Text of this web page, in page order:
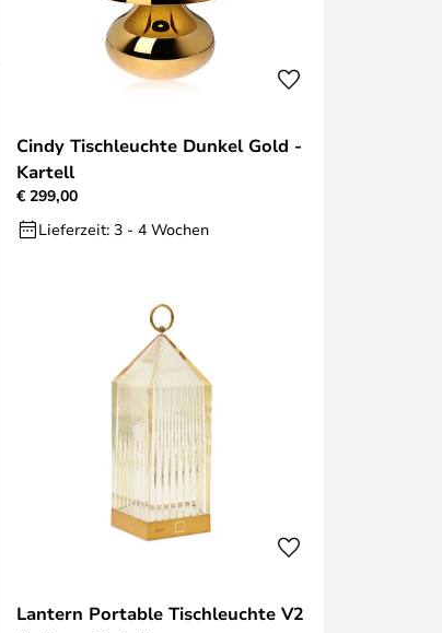
Cindy Tischleuchte Dunkel Gold -
Kartell
€ 299,00
Lieferzeit: 3 - 4 Wochen
Lantern Portable Tischleuchte V2